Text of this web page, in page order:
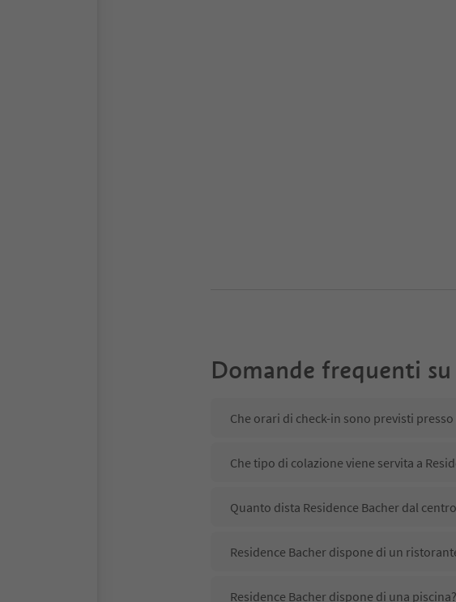
Domande frequenti su
Che orari di check-in sono previsti presso
Che tipo di colazione viene servita a
Quanto dista Residence Bacher dal
Residence Bacher dispone di un
Residence Bacher dispone di una piscina?